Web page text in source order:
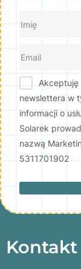
Akceptuję
newslettera w
informacji o
Solarek
nazwą
5311701902
Kontakt